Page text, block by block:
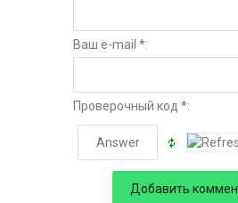
Ваш e-mail *:
Проверочный код *: